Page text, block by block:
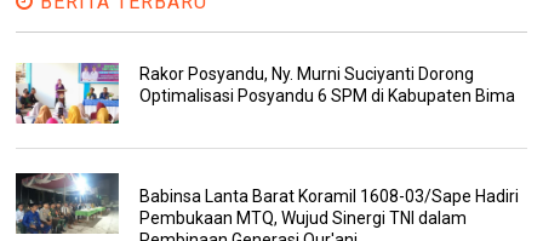
Rakor Posyandu, Ny. Murni Suciyanti Dorong
Optimalisasi Posyandu 6 SPM di Kabupaten Bima
Babinsa Lanta Barat Koramil 1608-03/Sape Hadiri
Pembukaan MTQ, Wujud Sinergi TNI dalam